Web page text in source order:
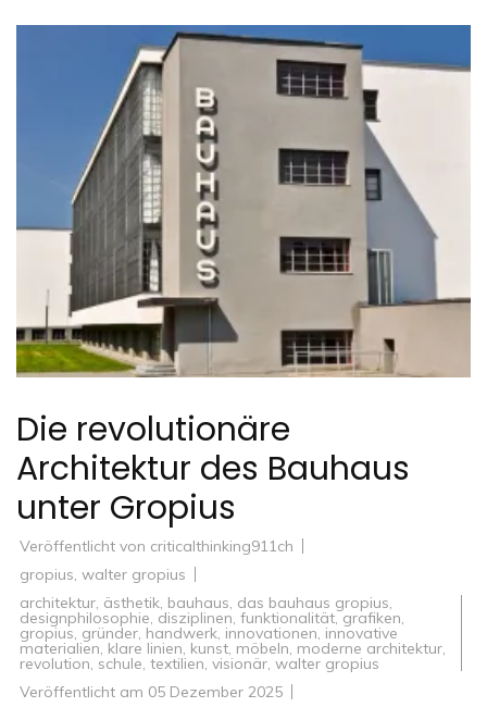
Die revolutionäre
Architektur des Bauhaus
unter Gropius
Veröffentlicht von criticalthinking911ch
gropius walter gropius
architektur ästhetik bauhaus das bauhaus gropius
designphilosophie disziplinen funktionalität,grafiken
gropius gründer handwerk innovationen innovative
materialien klare linien kunst möbeln moderne architektur
revolution schule textilien visionär walter gropius
Veröffentlicht am 05 Dezember 2025